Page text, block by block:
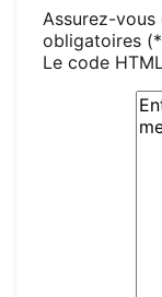
Assurez-
obligatoires
Le code